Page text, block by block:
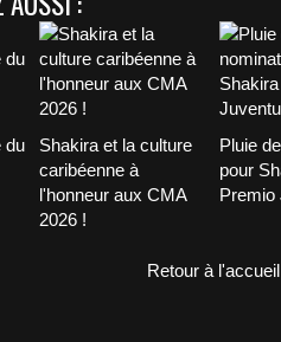
du
Shakira et la culture
caribéenne à
l'honneur aux CMA
2026 !
Pluie
pour
Premio
Retour à l'accueil